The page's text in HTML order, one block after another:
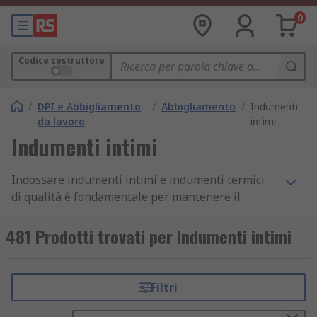
0
Codice costruttore
/ DPI e Abbigliamento
da lavoro
/ Abbigliamento / Indumenti
intimi
Indumenti intimi
Indossare indumenti intimi e indumenti termici
di qualità è fondamentale per mantenere il
quando si lavora all’esterno o in un ambiente
freddo. Maglie e pantaloni termici sono
sudore e mantenendo il corpo asciutto e
confortevole. Questi capi sono ideali anche per
481 Prodotti trovati per Indumenti intimi
Filtri